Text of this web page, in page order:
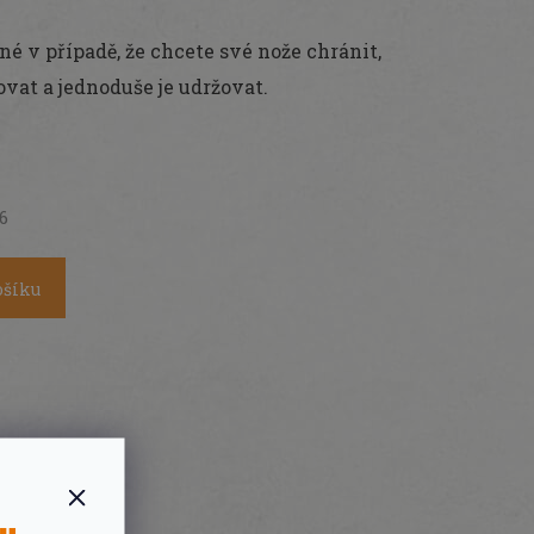
v případě, že chcete své nože chránit,
a jednoduše je udržovat.